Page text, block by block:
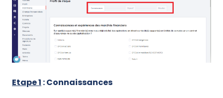
Etape 1 : Connaissances